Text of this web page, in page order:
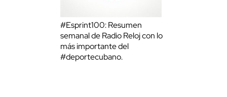
#Esprint100: Resumen
semanal de Radio Reloj con lo
más importante del
#deportecubano.